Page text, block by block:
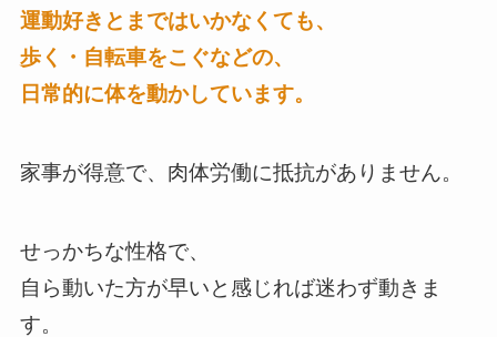
運動好きとまではいかなくても、
歩く・自転車をこぐなどの、
日常的に体を動かしています。
家事が得意で、肉体労働に抵抗がありません。
せっかちな性格で、
自ら動いた方が早いと感じれば迷わず動きま
す。